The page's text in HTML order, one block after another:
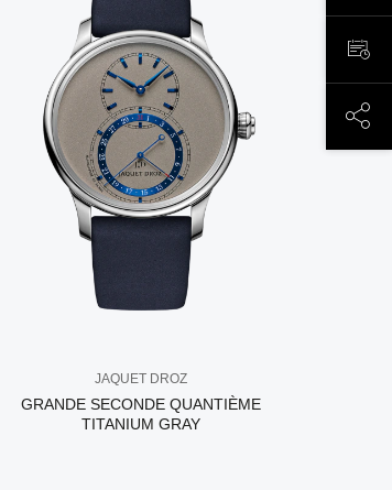
JAQUET DROZ
GRANDE SECONDE QUANTIÈME
TITANIUM GRAY